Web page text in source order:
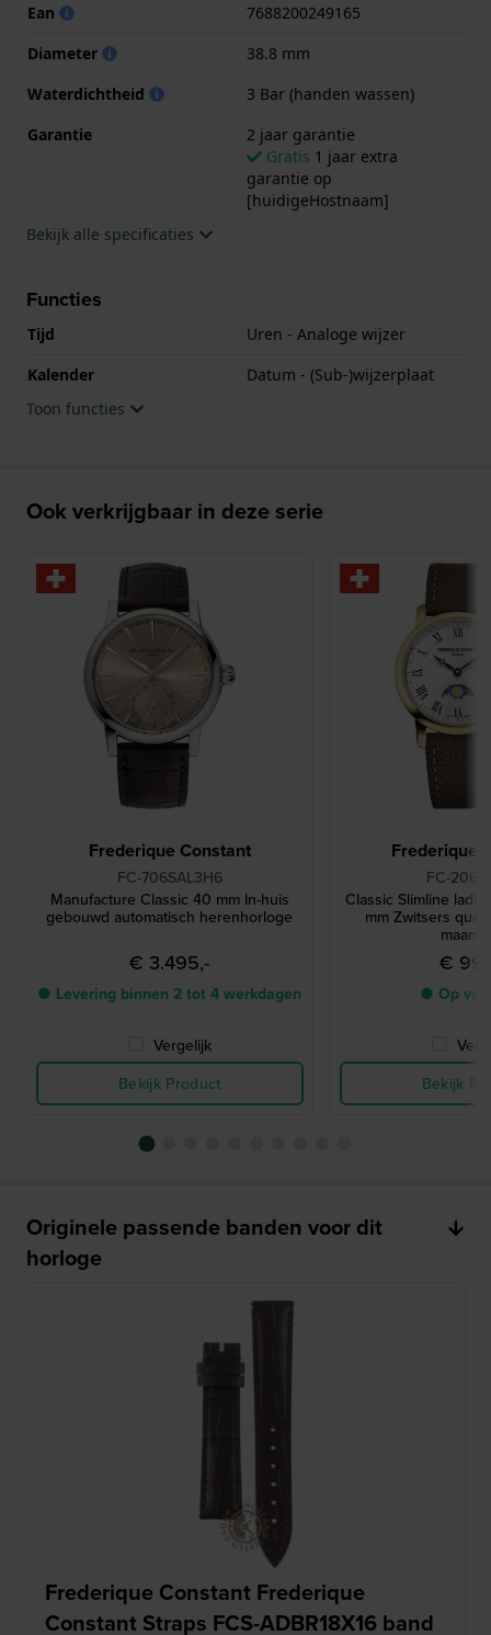
Ean
7688200249165
Diameter
38.8 mm
Waterdichtheid
3 Bar (handen wassen)
Garantie
2 jaar garantie
Gratis 1 jaar extra
garantie op
[huidigeHostnaam]
Bekijk alle specificaties
Functies
Tijd
Uren - Analoge wijzer
Kalender
Datum - (Sub-)wijzerplaat
Toon functies
Ook verkrijgbaar in deze serie
Frederique Constant
FC-706SAL3H6
Manufacture Classic 40 mm In-huis
gebouwd automatisch herenhorloge
€ 3.495,-
● Levering binnen 2 tot 4 werkdagen
Vergelijk
Bekijk Product
Frederique
FC-
Classic Slimline
mm Zwitsers
€
● Op
Bekijk
Originele passende banden voor dit
horloge
Frederique Constant Frederique
Constant Straps FCS-ADBR18X16 band